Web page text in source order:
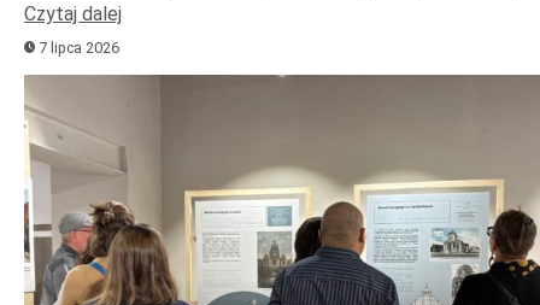
Czytaj dalej
7 lipca 2026
plików
dźwiękowych